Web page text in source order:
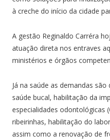
à creche do início da cidade
A gestão Reginaldo Carréra
atuação direta nos entraves
ministérios e órgãos
Já na saúde as demandas
saúde bucal, habilitação da
especialidades odontológicas
ribeirinhas, habilitação do
assim como a renovação de